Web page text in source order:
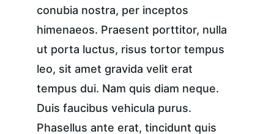
conubia nostra, per inceptos
himenaeos. Praesent porttitor, nulla
ut porta luctus, risus tortor tempus
leo, sit amet gravida velit erat
tempus dui. Nam quis diam neque.
Duis faucibus vehicula purus.
Phasellus ante erat, tincidunt quis